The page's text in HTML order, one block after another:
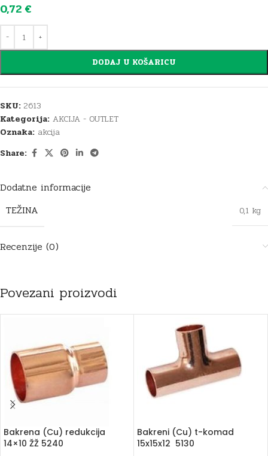
0,72 €
DODAJ U KOŠARICU
SKU: 2613
Kategorija: AKCIJA - OUTLET
Oznaka: akcija
Share:
Dodatne informacije
TEŽINA
0,1 kg
Recenzije (0)
Povezani proizvodi
Bakrena (Cu) redukcija
14×10 ŽŽ 5240
Bakreni (Cu) t-komad
15x15x12 5130